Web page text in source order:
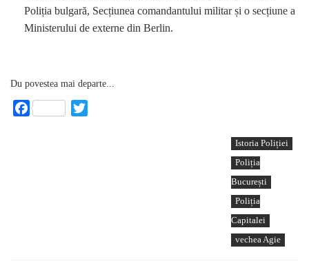
Poliția bulgară, Secțiunea comandantului militar și o secțiune a
Ministerului de externe din Berlin.
Du povestea mai departe...
Facebook
Istoria Poliției
Poliția
București
Poliția
Capitalei
vechea Agie